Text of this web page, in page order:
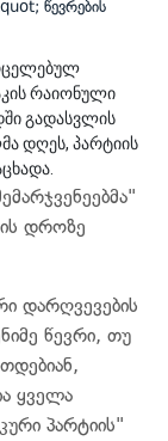
რაიონული
გადასვლის
დღეს, პარტიის
დროზე
დარღვევების
წევრი, თუ
ყველა
პარტიის"